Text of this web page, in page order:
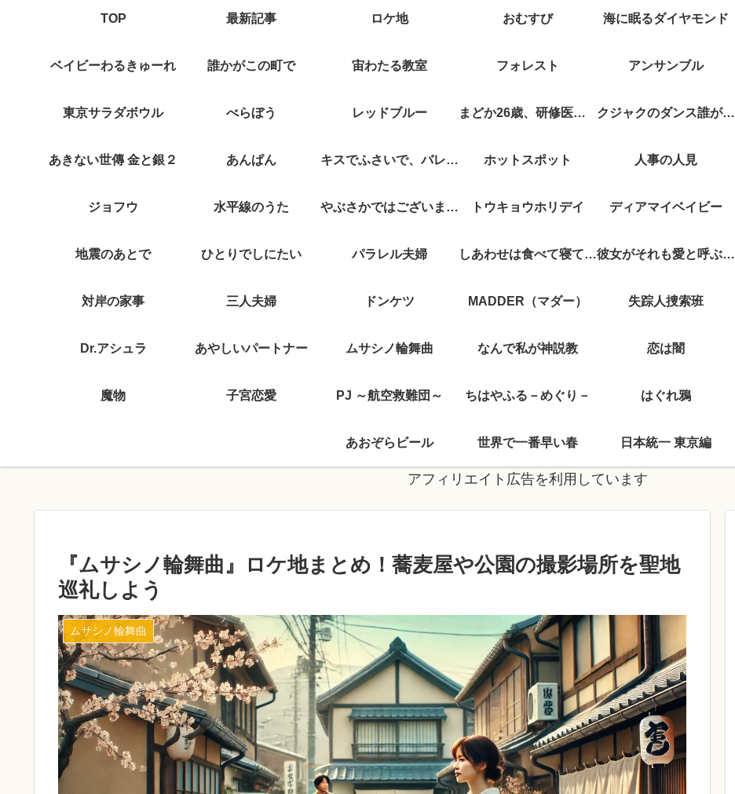
TOP 最新記事 ロケ地 おむすび 海に眠るダイヤモンド
ベイビーわるきゅーれ 誰かがこの町で 宙わたる教室 フォレスト アンサンブル
東京サラダボウル べらぼう レッドブルー まどか26歳、研修医やってます！ クジャクのダンス誰が見た？
あきない世傳 金と銀２ あんぱん キスでふさいで、バレないで。 ホットスポット 人事の人見
ジョフウ 水平線のうた やぶさかではございません トウキョウホリデイ ディアマイベイビー
地震のあとで ひとりでしにたい パラレル夫婦 しあわせは食べて寝て待て 彼女がそれも愛と呼ぶなら
対岸の家事 三人夫婦 ドンケツ MADDER（マダー） 失踪人捜索班
Dr.アシュラ あやしいパートナー ムサシノ輪舞曲 なんで私が神説教 恋は闇
魔物 子宮恋愛 PJ ～航空救難団～ ちはやふる－めぐり－ はぐれ鴉
あおぞらビール 世界で一番早い春 日本統一 東京編
アフィリエイト広告を利用しています
『ムサシノ輪舞曲』ロケ地まとめ！蕎麦屋や公園の撮影場所を聖地
巡礼しよう
ムサシノ輪舞曲